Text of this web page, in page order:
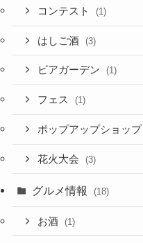
コンテスト (1)
はしご酒 (3)
ビアガーデン (1)
フェス (1)
ポップアップショップ
花火大会 (3)
グルメ情報 (18)
お酒 (1)